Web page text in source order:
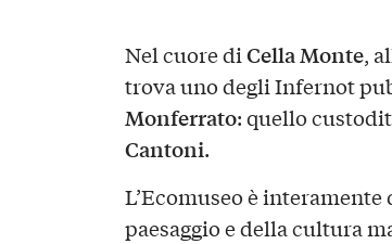
Nel cuore diCella Monte,
trova uno degli Infernot
Monferrato: quello
Cantoni.
L’Ecomuseo è
paesaggio e della cultura